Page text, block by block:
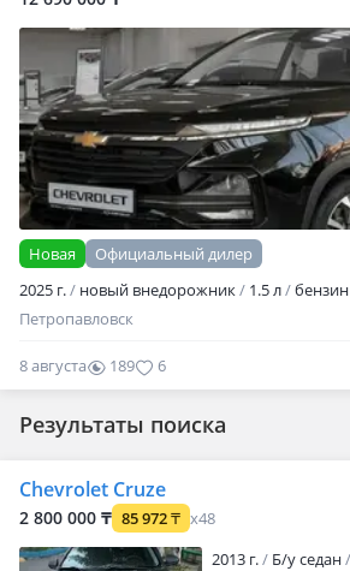
Новая
Официальный дилер
2025 г.
новый внедорожник 1.5 л бензин
Петропавловск
8 августа 189 6
Результаты поиска
Chevrolet Cruze
2 800 000 ₸ 85 972₸ x48
2013 г. Б/у седан